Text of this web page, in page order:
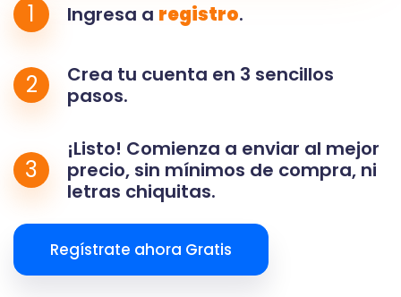
1 Ingresa a registro.
2
Crea tu cuenta en 3 sencillos
pasos.
3
¡Listo! Comienza a enviar al mejor
precio, sin mínimos de compra, ni
letras chiquitas.
Regístrate ahora Gratis